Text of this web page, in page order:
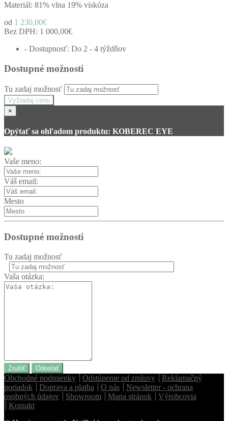
Materiál: 81% vlna 19% viskóza
od 1 230,00€
Bez DPH: 1 000,00€
- Dostupnosť: Do 2 - 4 týždňov
Dostupné možnosti
Tu zadaj možnosť
Vyžiadaj cenu
×
Opýtať sa ohľadom produktu: KOBEREC EYE
Vaše meno:
Váš email:
Mesto
Dostupné možnosti
Tu zadaj možnosť
Vaša otázka:
Zrušiť Odoslať
Obchodné podmienky Odstúpenie od zmluvy
Reklamačný
poriadok
Doprava a platba O nás
Newsletter - ochrana
osobných údajov
Showroom Mapa stránok
Výrobcovia
Kontakt